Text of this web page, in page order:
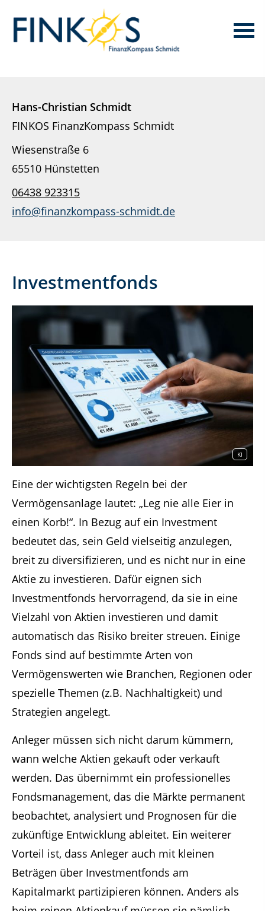
Hans-Christian Schmidt
FINKOS FinanzKompass Schmidt
Wiesenstraße 6
65510 Hünstetten
06438 923315
info@finanzkompass-schmidt.de
Investmentfonds
KI
Eine der wichtigsten Regeln bei der
Vermögensanlage lautet: „Leg nie alle Eier in
einen Korb!“. In Bezug auf ein Investment
bedeutet das, sein Geld vielseitig anzulegen,
breit zu diversifizieren, und es nicht nur in eine
Aktie zu investieren. Dafür eignen sich
Investmentfonds hervorragend, da sie in eine
Vielzahl von Aktien investieren und damit
automatisch das Risiko breiter streuen. Einige
Fonds sind auf bestimmte Arten von
Vermögenswerten wie Branchen, Regionen oder
spezielle Themen (z.B. Nachhaltigkeit) und
Strategien angelegt.
Anleger müssen sich nicht darum kümmern,
wann welche Aktien gekauft oder verkauft
werden. Das übernimmt ein professionelles
Fondsmanagement, das die Märkte permanent
beobachtet, analysiert und Prognosen für die
zukünftige Entwicklung ableitet. Ein weiterer
Vorteil ist, dass Anleger auch mit kleinen
Beträgen über Investmentfonds am
Kapitalmarkt partizipieren können. Anders als